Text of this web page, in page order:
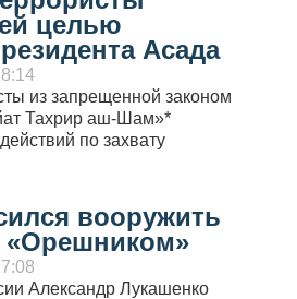
целью
Асада
из запрещенной законом
Тахрир аш-Шам»*
по захвату
вооружить
«Орешником»
Александр Лукашенко